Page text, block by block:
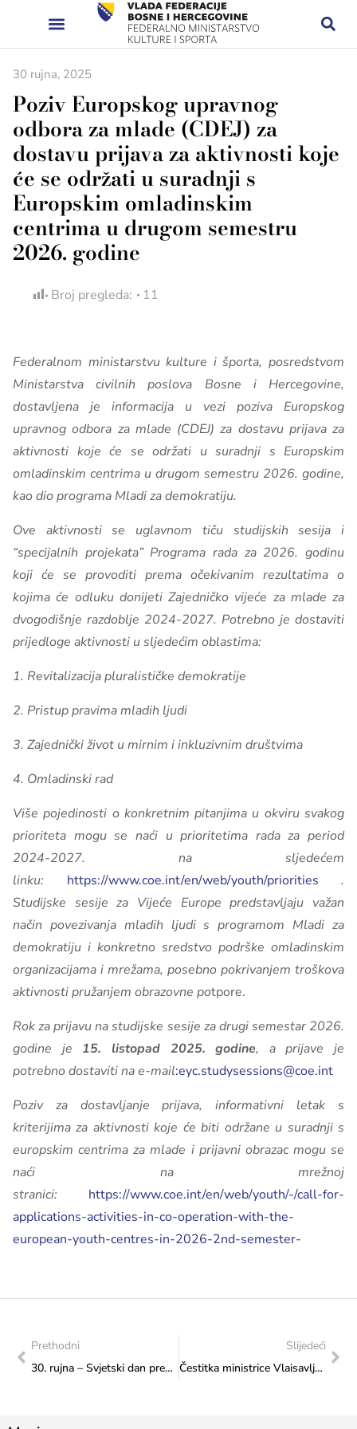
30 rujna, 2025
Poziv Europskog upravnog
odbora za mlade (CDEJ) za
dostavu prijava za aktivnosti koje
će se održati u suradnji s
Europskim omladinskim
centrima u drugom semestru
2026. godine
Broj pregleda: 11
Federalnom ministarstvu kulture i športa, posredstvom
Ministarstva civilnih poslova Bosne i Hercegovine,
dostavljena je informacija u vezi poziva Europskog
upravnog odbora za mlade (CDEJ) za dostavu prijava za
aktivnosti koje će se održati u suradnji s Europskim
omladinskim centrima u drugom semestru 2026. godine,
kao dio programa Mladi za demokratiju.
Ove aktivnosti se uglavnom tiču studijskih sesija i
“specijalnih projekata” Programa rada za 2026. godinu
koji će se provoditi prema očekivanim rezultatima o
kojima će odluku donijeti Zajedničko vijeće za mlade za
dvogodišnje razdoblje 2024-2027. Potrebno je dostaviti
prijedloge aktivnosti u sljedećim oblastima:
1. Revitalizacija pluralističke demokratije
2. Pristup pravima mladih ljudi
3. Zajednički život u mirnim i inkluzivnim društvima
4. Omladinski rad
Više pojedinosti o konkretnim pitanjima u okviru svakog
prioriteta mogu se naći u prioritetima rada za period
2024-2027. na sljedećem
linku: https://www.coe.int/en/web/youth/priorities .
Studijske sesije za Vijeće Europe predstavljaju važan
način povezivanja mladih ljudi s programom Mladi za
demokratiju i konkretno sredstvo podrške omladinskim
organizacijama i mrežama, posebno pokrivanjem troškova
aktivnosti pružanjem obrazovne potpore.
Rok za prijavu na studijske sesije za drugi semestar 2026.
godine je 15. listopad 2025. godine, a prijave je
potrebno dostaviti na e-mail:eyc.studysessions@coe.int
Poziv za dostavljanje prijava, informativni letak s
kriterijima za aktivnosti koje će biti održane u suradnji s
europskim centrima za mlade i prijavni obrazac mogu se
naći na mrežnoj
stranici:
https://www.coe.int/en/web/youth/-/call-for-
applications-activities-in-co-operation-with-the-
european-youth-centres-in-2026-2nd-semester-
Prethodni
30. rujna – Svjetski dan prevoditelja
Slijedeći
Čestitka ministrice Vlaisavljević Hercegovačkim plodovima Mediterana